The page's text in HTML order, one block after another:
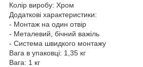
Колір виробу: Хром
Додаткові характеристики:
- Монтаж на один отвір
- Металевий, бічний важіль
- Система швидкого монтажу
Вага в упаковці: 1,35 кг
Вага: 1 кг